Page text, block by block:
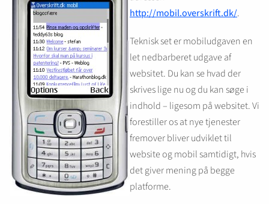
http://mobil.overskrift.dk/.
Teknisk set er mobiludgaven en
let nedbarberet udgave af
websitet. Du kan se hvad der
skrives lige nu og du kan søge i
indhold – ligesom på websitet. Vi
forestiller os at nye tjenester
fremover bliver udviklet til
website og mobil samtidigt, hvis
det giver mening på begge
platforme.